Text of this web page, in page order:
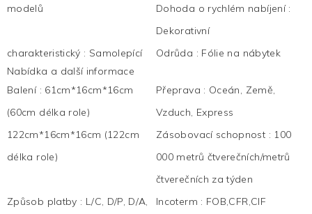
modelů
Dohoda o rychlém nabíjení :
Dekorativní
charakteristický : Samolepící Odrůda : Fólie na nábytek
Nabídka a další informace
Balení : 61cm*16cm*16cm
(60cm délka role)
122cm*16cm*16cm (122cm
délka role)
Přeprava : Oceán, Země,
Vzduch, Express
Zásobovací schopnost : 100
000 metrů čtverečních/metrů
čtverečních za týden
Způsob platby : L/C, D/P, D/A,
Incoterm : FOB,CFR,CIF